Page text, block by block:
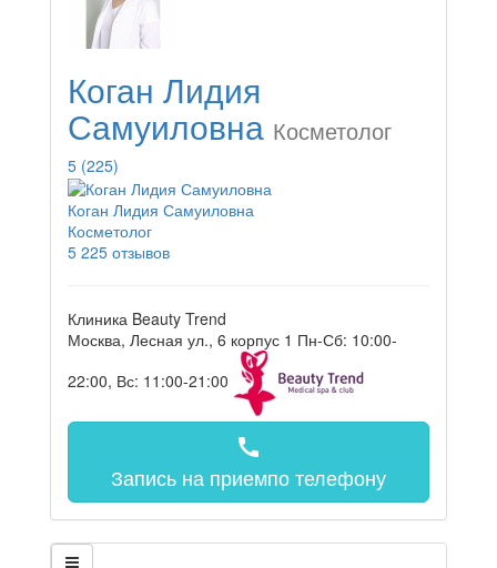
Коган Лидия
Самуиловна Косметолог
5 (225)
Коган Лидия Самуиловна
Косметолог
5 225 отзывов
Клиника Beauty Trend
Москва, Лесная ул., 6 корпус 1 Пн-Сб: 10:00-
22:00, Вс: 11:00-21:00
call
Запись на приемпо телефону